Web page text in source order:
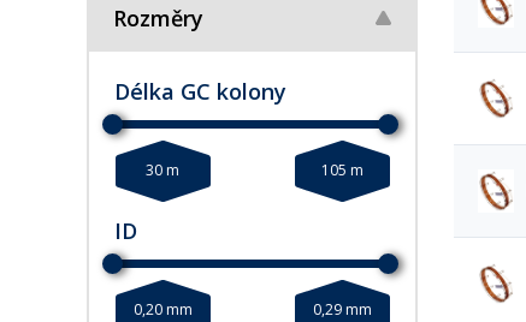
Rozměry
Délka GC kolony
30 m 105 m
ID
0,20 mm 0,29 mm